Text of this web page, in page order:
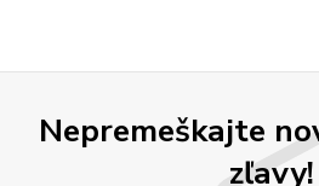
Nepremeškajte
zľavy!